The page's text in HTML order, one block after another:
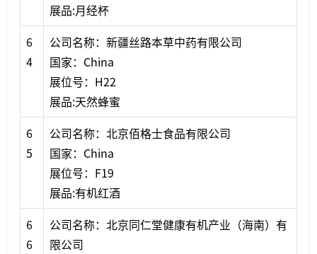
展品:月经杯
6
4
公司名称：新疆丝路本草中药有限公司
国家：China
展位号：H22
展品:天然蜂蜜
6
5
公司名称：北京佰格士食品有限公司
国家：China
展位号：F19
展品:有机红酒
6
6
公司名称：北京同仁堂健康有机产业（海南）有
限公司